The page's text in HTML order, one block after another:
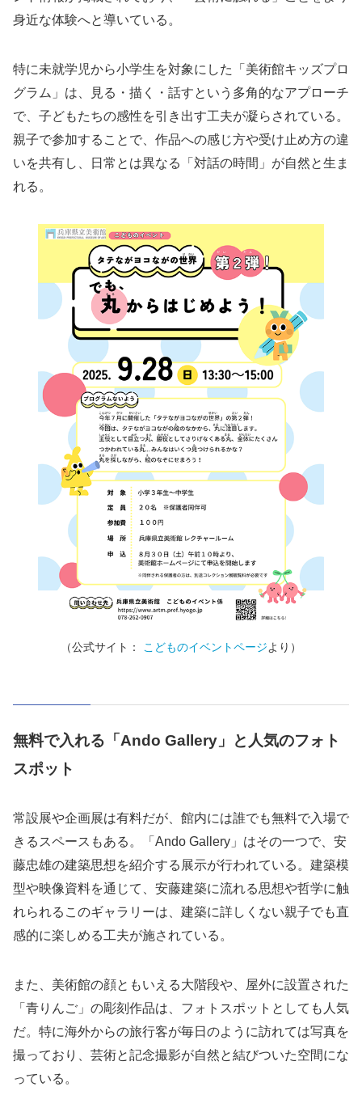
身近な体験へと導いている。
特に未就学児から小学生を対象にした「美術館キッズプロ
グラム」は、見る・描く・話すという多角的なアプローチ
で、子どもたちの感性を引き出す工夫が凝らされている。
親子で参加することで、作品への感じ方や受け止め方の違
いを共有し、日常とは異なる「対話の時間」が自然と生ま
れる。
（公式サイト： こどものイベントページより）
無料で入れる「Ando Gallery」と人気のフォト
スポット
常設展や企画展は有料だが、館内には誰でも無料で入場で
きるスペースもある。「Ando Gallery」はその一つで、安
藤忠雄の建築思想を紹介する展示が行われている。建築模
型や映像資料を通じて、安藤建築に流れる思想や哲学に触
れられるこのギャラリーは、建築に詳しくない親子でも直
感的に楽しめる工夫が施されている。
また、美術館の顔ともいえる大階段や、屋外に設置された
「青りんご」の彫刻作品は、フォトスポットとしても人気
だ。特に海外からの旅行客が毎日のように訪れては写真を
撮っており、芸術と記念撮影が自然と結びついた空間にな
っている。